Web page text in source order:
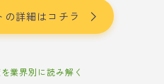
詳細はコチラ
業界別に読み解く